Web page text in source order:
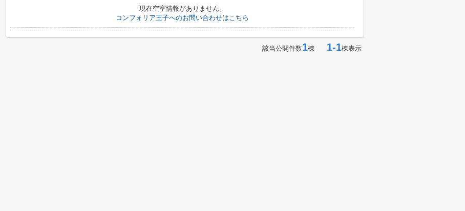
現在空室情報がありません。
コンフォリア王子へのお問い合わせはこちら
該当公開件数1棟 1-1棟表示